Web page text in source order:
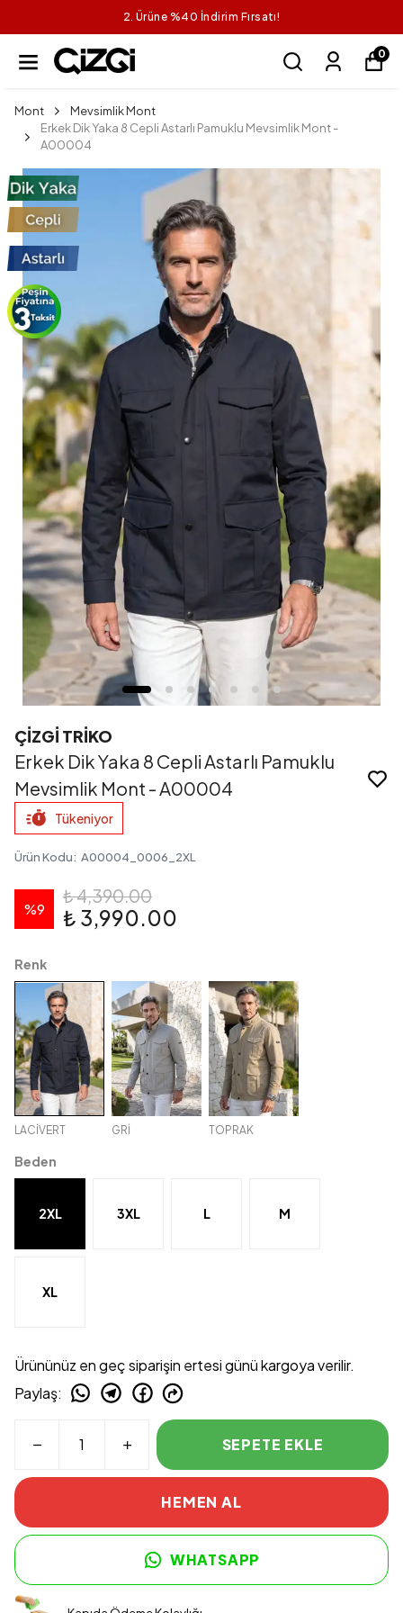
2. Ürüne %40 İndirim Fırsatı!
0
Mont
Mevsimlik Mont
Erkek Dik Yaka 8 Cepli Astarlı Pamuklu Mevsimlik Mont -
A00004
ÇİZGİ TRİKO
Erkek Dik Yaka 8 Cepli Astarlı Pamuklu
Mevsimlik Mont - A00004
Tükeniyor
Ürün Kodu: A00004_0006_2XL
%9
₺ 4,390.00
₺ 3,990.00
Renk
LACİVERT GRİ TOPRAK
Beden
2XL 3XL L M
XL
Ürününüz en geç siparişin ertesi günü kargoya verilir.
Paylaş:
SEPETE EKLE
HEMEN AL
WHATSAPP